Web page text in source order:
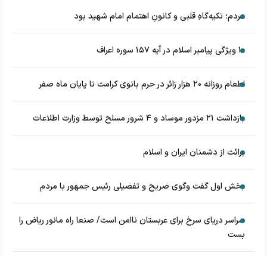
مردم؛ تکیه‌گاهِ قلبی و کانونِ اهتمام امام شهید بود
۱۰ ویژگی پیامبر اسلام در آیه ۱۵۷ سوره اعراف
اطعام روزانه ۲۰ هزار زائر در حرم بانوی کرامت تا پایان ماه صفر
بازداشت ۲۱ مزدور موساد و ۴ شرور مسلح توسط وزارت اطلاعات
برائت از دشمنان ایران و اسلام
بخش اول گفت وگوی صریح و تفصیلی رئیس جمهور با مردم
سراسر دریای سرخ برای عربستان ناامن است/ صنعا راه مانور ریاض را
بست